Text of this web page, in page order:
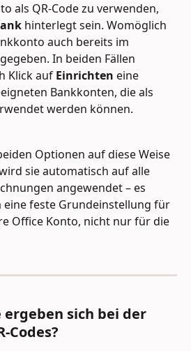
als QR-Code zu verwenden,
hinterlegt sein. Womöglich
auch bereits im
In beiden Fällen
Klick auf Einrichten eine
Bankkonten, die als
werden können.
Optionen auf diese Weise
sie automatisch auf alle
angewendet – es
eine feste Grundeinstellung für
Office Konto, nicht nur für die
sich bei der
Codes?